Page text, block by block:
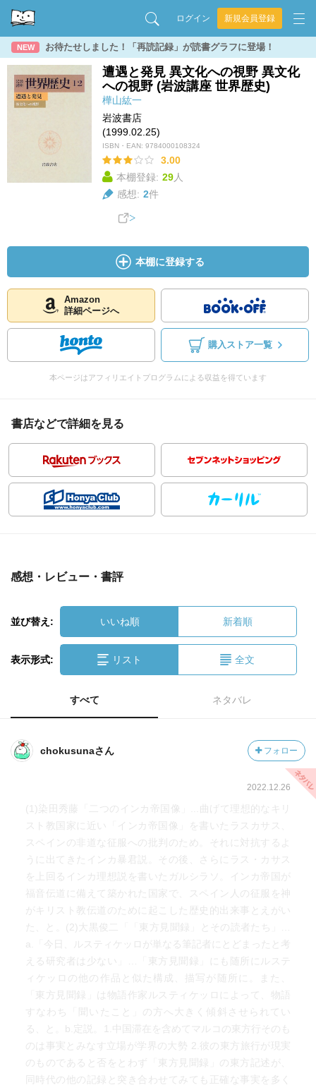
ログイン 新規会員登録
NEW お待たせしました！「再読記録」が読書グラフに登場！
遭遇と発見 異文化への視野 異文化
への視野 (岩波講座 世界歴史)
樺山紘一
岩波書店
(1999.02.25)
ISBN・EAN: 9784000108324
3.00
本棚登録: 29人
感想: 2件
本棚に登録する
Amazon
詳細ページへ
購入ストア一覧
本ページはアフィリエイトプログラムによる収益を得ています
書店などで詳細を見る
感想・レビュー・書評
並び替え: いいね順 新着順
表示形式: リスト 全文
すべて ネタバレ
chokusunaさん フォロー
2022.12.26
(1)染田秀藤「二つのインカ帝国像」...曲げて理想的なキリ
スト教国家に近い「インカ帝国像」を書いたラスカサス、
スペインの非道な征服への批判のため。それに対抗するよ
うに出てきたインカ暴君説。その後、さらにラス・カサス
を上回るインカ理想説を書いたガルシラソ。インカ帝国が
福音伝道に備えて築かれた国家で、スペイン人の征服を神
がキリスト教伝道のために起こした歴史的出来事とえがい
た、と。(2)大黒俊二「「東方見聞録」とその読者たち」…
a.「今日、ルスティケッロが単なる筆記者にとどまったと考
える研究者は少ない」…「東方見聞録」にも随所にルステ
ィケッロの他の作品と似た構成、描写が随所に。また、
「東方見聞録」は物語作家ルスティケッロによって、物語
すなわち「聞いたこと」の方へ大きく傾斜させられてい
る、と。b.定説。1.中国滞在を含めてマルコの東方行そのも
のは事実とみなす立場が学界の大勢 2.彼の東方旅行が現実
のものであると否をとわず「東方見聞録」の東方記述が、
同時代の他の記録と突き合わせてみても正確な事実を多く